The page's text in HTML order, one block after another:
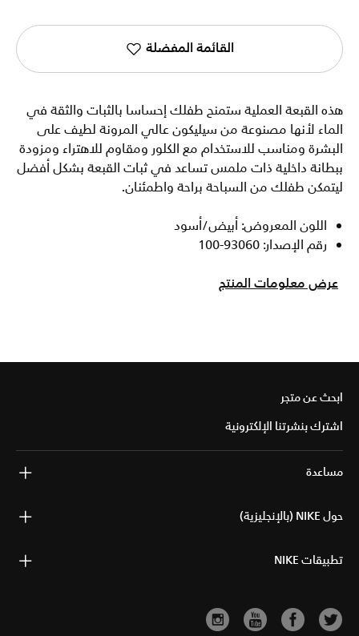
القائمة المفضلة
هذه القبعة العملية ستمنح طفلك إحساسا بالثبات والثقة في
الماء لأنها مصنوعة من سيليكون عالي المرونة لطيف على
البشرة ومناسب للاستخدام مع الكلور ومقاوم للاهتراء ومزودة
ببطانة داخلية ذات ملمس تساعد في ثبات القبعة بشكل أفضل
ليتمكن طفلك من السباحة براحة واطمئنان.
اللون المعروض: أبيض/أسود
رقم الإصدار: 93060-100
عرض معلومات المنتج
ابحث عن متجر
اشترك بنشرتنا الإلكترونية
مساعدة
حول NIKE (بالإنجليزية)
تطبيقات NIKE